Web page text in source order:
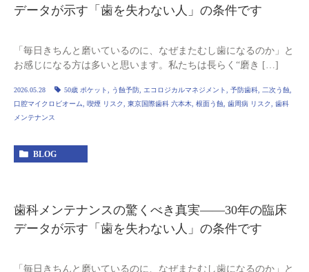
データが示す「歯を失わない人」の条件です
「毎日きちんと磨いているのに、なぜまたむし歯になるのか」と
お感じになる方は多いと思います。私たちは長らく“磨き […]
2026.05.28 50歳 ポケット う蝕予防 エコロジカルマネジメント 予防歯科 二次う蝕
口腔マイクロビオーム
喫煙 リスク 東京国際歯科 六本木 根面う蝕 歯周病 リスク
歯科
メンテナンス
BLOG
歯科メンテナンスの驚くべき真実——30年の臨床
データが示す「歯を失わない人」の条件です
「毎日きちんと磨いているのに、なぜまたむし歯になるのか」と